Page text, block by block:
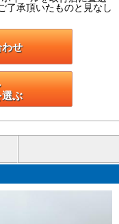
了承頂いたものと見なし
せ
ぶ